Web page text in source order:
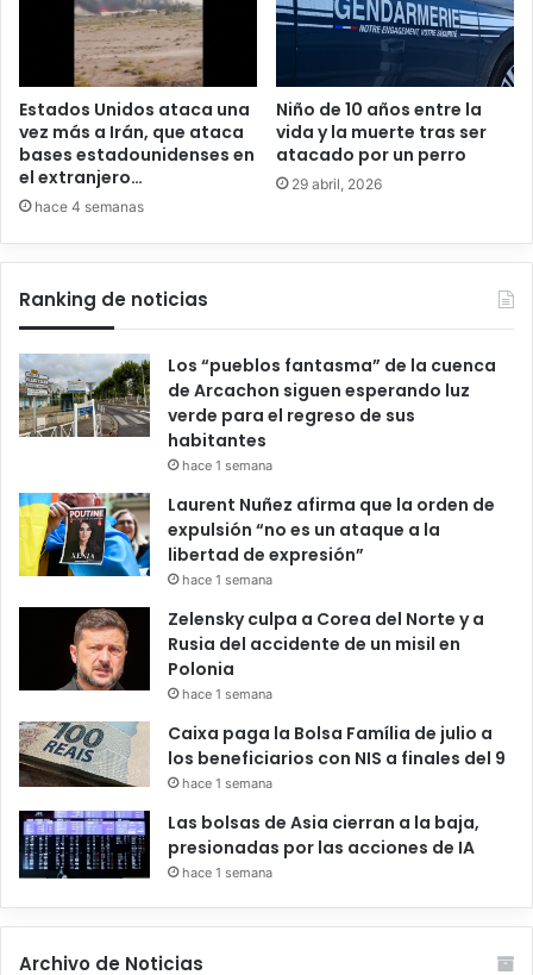
Estados Unidos ataca una
vez más a Irán, que ataca
bases estadounidenses en
el extranjero…
hace 4 semanas
Niño de 10 años entre la
vida y la muerte tras ser
atacado por un perro
29 abril, 2026
Ranking de noticias
Los “pueblos fantasma” de la cuenca
de Arcachon siguen esperando luz
verde para el regreso de sus
habitantes
hace 1 semana
Laurent Nuñez afirma que la orden de
expulsión “no es un ataque a la
libertad de expresión”
hace 1 semana
Zelensky culpa a Corea del Norte y a
Rusia del accidente de un misil en
Polonia
hace 1 semana
Caixa paga la Bolsa Família de julio a
los beneficiarios con NIS a finales del 9
hace 1 semana
Las bolsas de Asia cierran a la baja,
presionadas por las acciones de IA
hace 1 semana
Archivo de Noticias